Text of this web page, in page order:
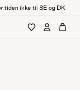
tiden ikke til SE og DK